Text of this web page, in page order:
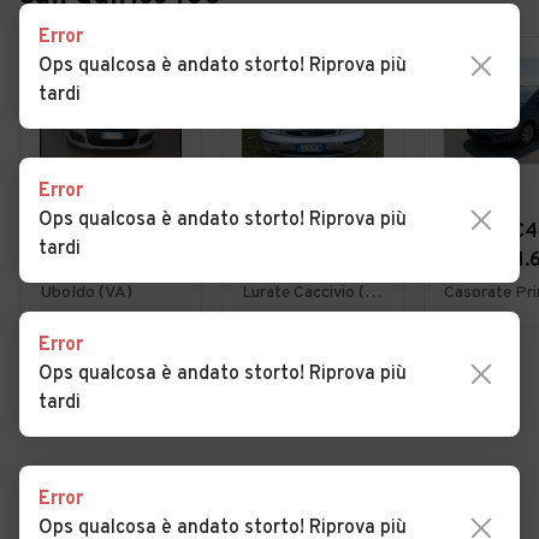
€ 4.950
Fiat Panda 1.2
EasyPower
Lounge
Uboldo (VA)
Ford Focus 1.6i
Ambiente
Lurate Caccivio (CO)
Citroen C4
Picasso
7posti
VEDI TUTTE
Cerca altri risultati
Error
Ops qualcosa è andato storto! Riprova più
tardi
Error
Ops qualcosa è andato storto! Riprova più
tardi
Error
Ops qualcosa è andato storto! Riprova più
tardi
Error
Ops qualcosa è andato storto! Riprova più